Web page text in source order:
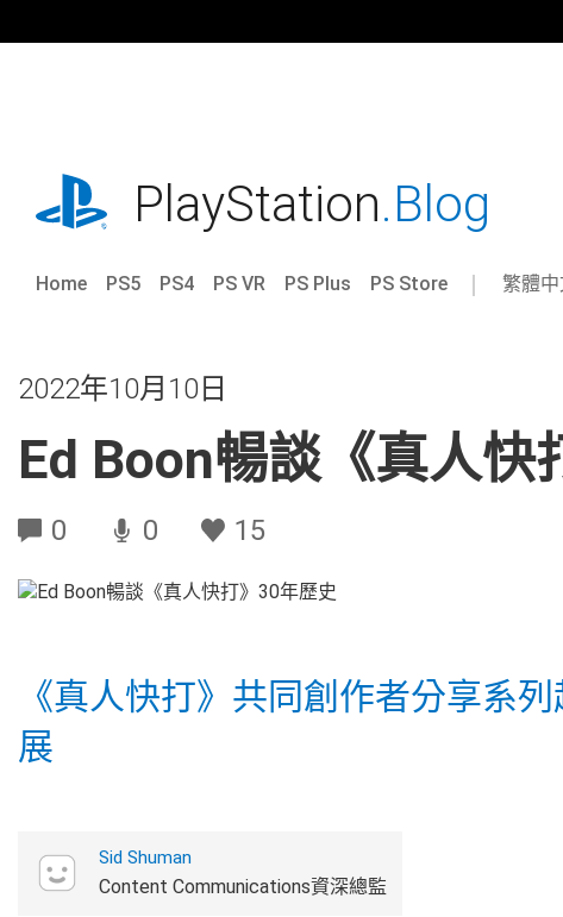
往
playstation.comPlayStation.Blog
Home PS5 PS4 PS VR PS Plus PS Store
Select
繁體
2022年10月10日
Ed Boon暢談《真人快
0 0 15
《真人快打》共同創作者分享系
展
Sid Shuman
Content Communications資深總監